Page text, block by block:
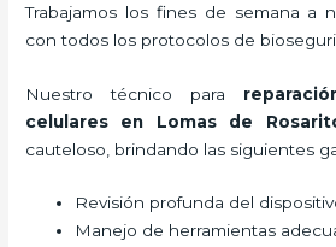
Trabajamos los fines de semana a
con todos los protocolos de
Nuestro técnico para
celulares en Lomas de
cauteloso, brindando las siguientes
Revisión profunda del
Manejo de herramientas